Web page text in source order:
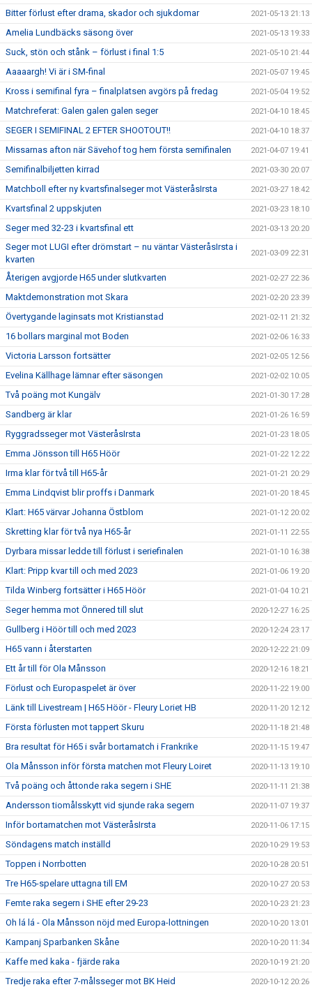
Bitter förlust efter drama, skador och sjukdomar 2021-05-13 21:13
Amelia Lundbäcks säsong över 2021-05-13 19:33
Suck, stön och stånk – förlust i final 1:5 2021-05-10 21:44
Aaaaargh! Vi är i SM-final 2021-05-07 19:45
Kross i semifinal fyra – finalplatsen avgörs på fredag 2021-05-04 19:52
Matchreferat: Galen galen galen seger 2021-04-10 18:45
SEGER I SEMIFINAL 2 EFTER SHOOTOUT!! 2021-04-10 18:37
Missarnas afton när Sävehof tog hem första semifinalen 2021-04-07 19:41
Semifinalbiljetten kirrad 2021-03-30 20:07
Matchboll efter ny kvartsfinalseger mot VästeråsIrsta 2021-03-27 18:42
Kvartsfinal 2 uppskjuten 2021-03-23 18:10
Seger med 32-23 i kvartsfinal ett 2021-03-13 20:20
Seger mot LUGI efter drömstart – nu väntar VästeråsIrsta i
kvarten
2021-03-09 22:31
Återigen avgjorde H65 under slutkvarten 2021-02-27 22:36
Maktdemonstration mot Skara 2021-02-20 23:39
Övertygande laginsats mot Kristianstad 2021-02-11 21:32
16 bollars marginal mot Boden 2021-02-06 16:33
Victoria Larsson fortsätter 2021-02-05 12:56
Evelina Källhage lämnar efter säsongen 2021-02-02 10:05
Två poäng mot Kungälv 2021-01-30 17:28
Sandberg är klar 2021-01-26 16:59
Ryggradsseger mot VästeråsIrsta 2021-01-23 18:05
Emma Jönsson till H65 Höör 2021-01-22 12:22
Irma klar för två till H65-år 2021-01-21 20:29
Emma Lindqvist blir proffs i Danmark 2021-01-20 18:45
Klart: H65 värvar Johanna Östblom 2021-01-12 20:02
Skretting klar för två nya H65-år 2021-01-11 22:55
Dyrbara missar ledde till förlust i seriefinalen 2021-01-10 16:38
Klart: Pripp kvar till och med 2023 2021-01-06 19:20
Tilda Winberg fortsätter i H65 Höör 2021-01-04 10:21
Seger hemma mot Önnered till slut 2020-12-27 16:25
Gullberg i Höör till och med 2023 2020-12-24 23:17
H65 vann i återstarten 2020-12-22 21:09
Ett år till för Ola Månsson 2020-12-16 18:21
Förlust och Europaspelet är över 2020-11-22 19:00
Länk till Livestream | H65 Höör - Fleury Loriet HB 2020-11-20 12:12
Första förlusten mot tappert Skuru 2020-11-18 21:48
Bra resultat för H65 i svår bortamatch i Frankrike 2020-11-15 19:47
Ola Månsson inför första matchen mot Fleury Loiret 2020-11-13 19:10
Två poäng och åttonde raka segern i SHE 2020-11-11 21:38
Andersson tiomålsskytt vid sjunde raka segern 2020-11-07 19:37
Inför bortamatchen mot VästeråsIrsta 2020-11-06 17:15
Söndagens match inställd 2020-10-29 19:53
Toppen i Norrbotten 2020-10-28 20:51
Tre H65-spelare uttagna till EM 2020-10-27 20:53
Femte raka segern i SHE efter 29-23 2020-10-23 21:23
Oh lá lá - Ola Månsson nöjd med Europa-lottningen 2020-10-20 13:01
Kampanj Sparbanken Skåne 2020-10-20 11:34
Kaffe med kaka - fjärde raka 2020-10-19 21:20
Tredje raka efter 7-målsseger mot BK Heid 2020-10-12 20:26